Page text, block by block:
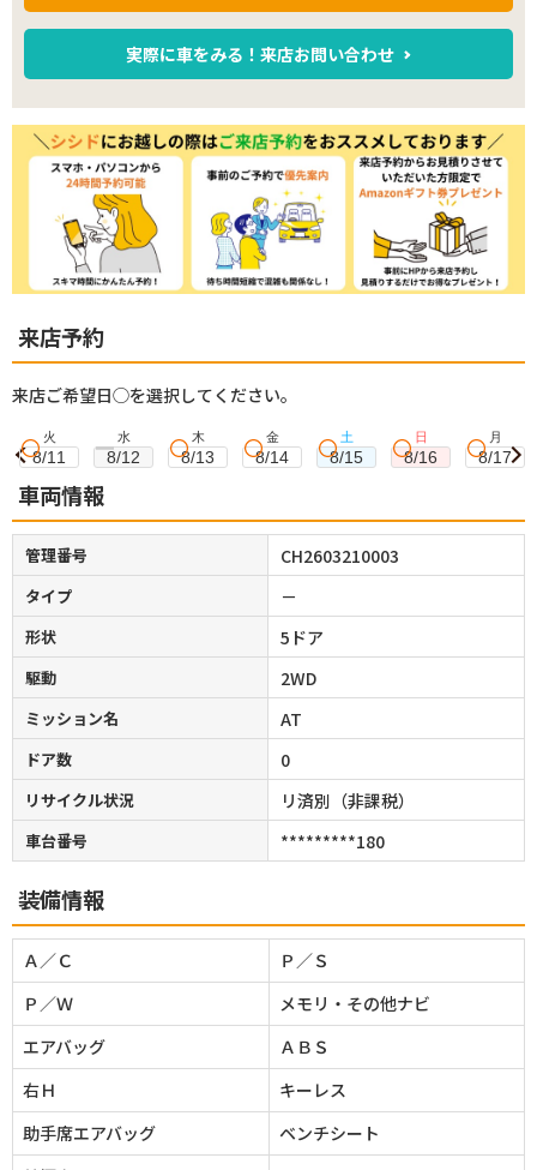
実際に車をみる！来店お問い合わせ
来店予約
来店ご希望日◯を選択してください。
火
8/11
水
8/12
木
8/13
金
8/14
土
8/15
日
8/16
月
8/17
車両情報
管理番号 CH2603210003
タイプ －
形状 5ドア
駆動 2WD
ミッション名 AT
ドア数 0
リサイクル状況 リ済別（非課税）
車台番号 *********180
装備情報
Ａ／Ｃ
Ｐ／Ｓ
Ｐ／Ｗ
メモリ・その他ナビ
エアバッグ
ＡＢＳ
右Ｈ
キーレス
助手席エアバッグ
ベンチシート